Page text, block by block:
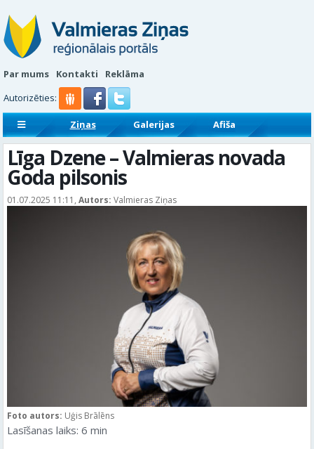
Par mums Kontakti
Reklāma
Autorizēties:
Ziņas Galerijas
Afiša
Sludinājumi
Reklāmraksti
Līga Dzene – Valmieras novada
Goda pilsonis
01.07.2025 11:11, Autors: Valmieras Ziņas
Foto autors: Uģis Brālēns
Lasīšanas laiks: 6 min